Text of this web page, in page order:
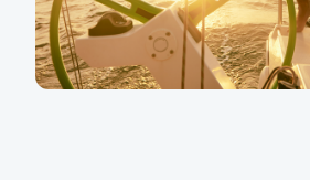
Služby KB Premium